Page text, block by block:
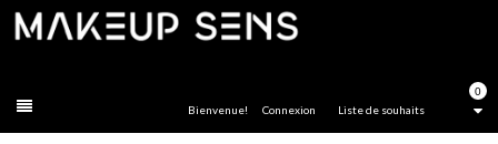
0
Liste de souhaits
Bienvenue! Connexion